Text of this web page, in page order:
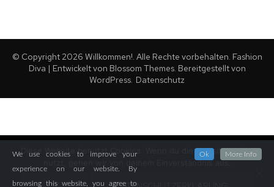
© Copyright 2026 Willkommen!. Alle Rechte vorbehalten. Fashion
Diva | Entwickelt von Blossom Themes. Bereitgestellt von
WordPress. Datenschutz
Diese Website benutzt Cookies. Wenn du die Website weiter
nutzt, gehen wir von deinem Einverständnis aus.
We use cookies to improve your
experience on our website. By
browsing this website, you agree to
Ok More Info